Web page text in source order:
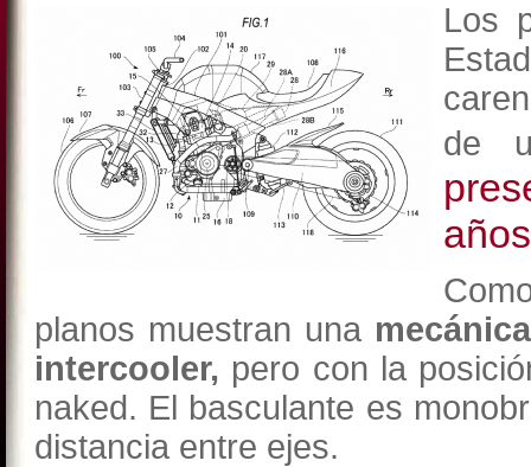
Los
de
planos muestran una
intercooler, pero con la
naked. El basculante es
distancia entre ejes.